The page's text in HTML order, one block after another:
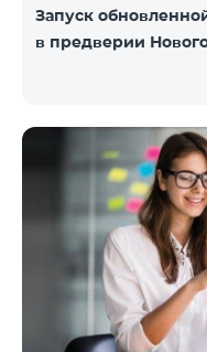
Запуск
в предверии